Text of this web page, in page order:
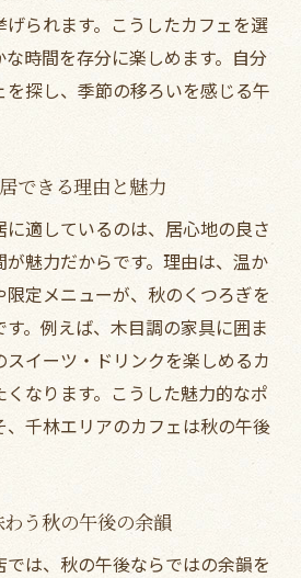
られます。こうしたカフェを選
時間を存分に楽しめます。自分
を探し、季節の移ろいを感じる午
できる理由と魅力
適しているのは、居心地の良さ
が魅力だからです。理由は、温か
定メニューが、秋のくつろぎを
。例えば、木目調の家具に囲ま
イーツ・ドリンクを楽しめるカ
なります。こうした魅力的なポ
千林エリアのカフェは秋の午後
う秋の午後の余韻
は、秋の午後ならではの余韻を